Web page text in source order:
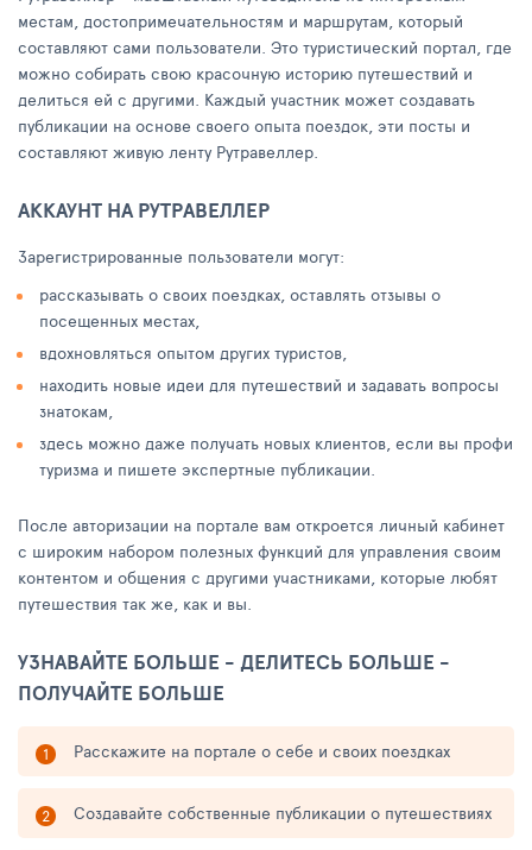
местам, достопримечательностям и маршрутам, который
составляют сами пользователи. Это туристический портал, где
можно собирать свою красочную историю путешествий и
делиться ей с другими. Каждый участник может создавать
публикации на основе своего опыта поездок, эти посты и
составляют живую ленту Рутравеллер.
АККАУНТ НА РУТРАВЕЛЛЕР
Зарегистрированные пользователи могут:
рассказывать о своих поездках, оставлять отзывы о
посещенных местах,
вдохновляться опытом других туристов,
находить новые идеи для путешествий и задавать вопросы
знатокам,
здесь можно даже получать новых клиентов, если вы профи
туризма и пишете экспертные публикации.
После авторизации на портале вам откроется личный кабинет
с широким набором полезных функций для управления своим
контентом и общения с другими участниками, которые любят
путешествия так же, как и вы.
УЗНАВАЙТЕ БОЛЬШЕ - ДЕЛИТЕСЬ БОЛЬШЕ -
ПОЛУЧАЙТЕ БОЛЬШЕ
Расскажите на портале о себе и своих поездках
Создавайте собственные публикации о путешествиях